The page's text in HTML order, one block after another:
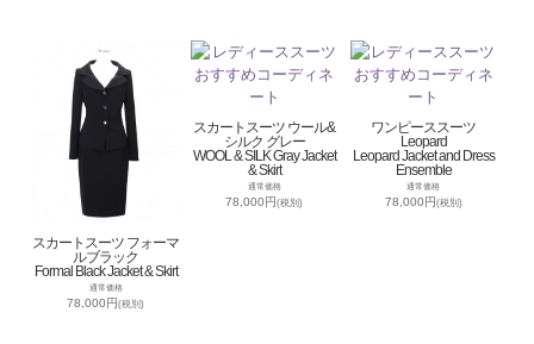
スカートスーツ フォーマ
ルブラック
Formal Black Jacket & Skirt
通常価格
78,000円(税別)
スカートスーツ ウール&
シルク グレー
WOOL & SILK Gray Jacket
& Skirt
通常価格
78,000円(税別)
ワンピーススーツ
Leopard
Leopard Jacket and Dress
Ensemble
通常価格
78,000円 (税別)